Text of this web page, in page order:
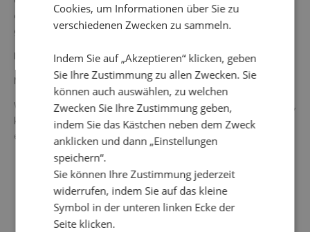
aus, wohingegen unsere kleineren Größen etwas
großzügiger ausfallen.
Farbe: Natur/Orange/Braun
Material: 100 % Baumwolle
Waschanleitung: 30 °C Feinwäsche, kein Wäschetrockner,
kein Bleichmittel verwenden, bügeln wird nicht
empfohlen, nicht chemisch reinigen lassen.
Cookies, um Informationen über Sie zu
verschiedenen Zwecken zu sammeln.
Indem Sie auf „Akzeptieren“ klicken, geben
Sie Ihre Zustimmung zu allen Zwecken. Sie
können auch auswählen, zu welchen
Zwecken Sie Ihre Zustimmung geben,
indem Sie das Kästchen neben dem Zweck
anklicken und dann „Einstellungen
speichern“.
Sie können Ihre Zustimmung jederzeit
widerrufen, indem Sie auf das kleine
Symbol in der unteren linken Ecke der
Seite klicken.